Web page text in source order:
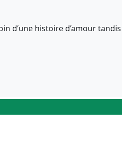
d’une histoire d’amour